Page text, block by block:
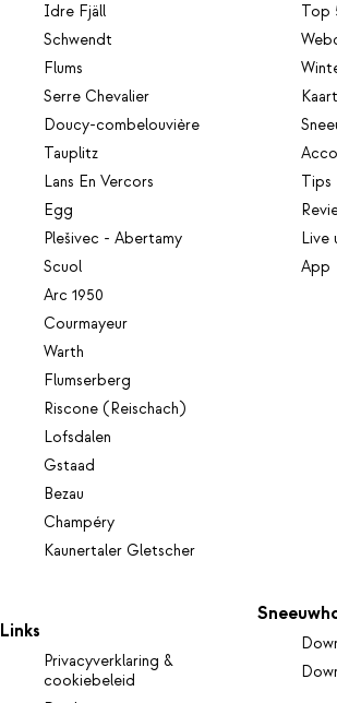
Idre Fjäll
Schwendt
Flums
Serre Chevalier
Doucy-combelouvière
Tauplitz
Lans En Vercors
Egg
Plešivec - Abertamy
Scuol
Arc 1950
Courmayeur
Warth
Flumserberg
Riscone (Reischach)
Lofsdalen
Gstaad
Bezau
Champéry
Kaunertaler Gletscher
Top
Tips
Live
App
Links
Privacyverklaring &
cookiebeleid